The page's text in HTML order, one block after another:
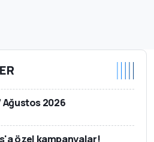
Ağustos 2026
özel kampanyalar!